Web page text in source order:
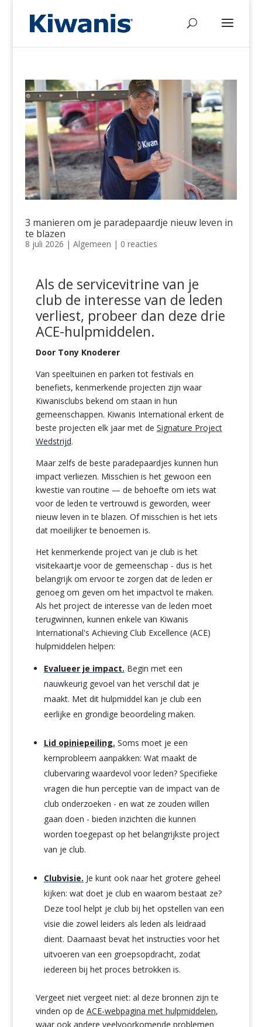
3 manieren om je paradepaardje nieuw leven in
te blazen
8 juli 2026 | Algemeen | 0 reacties
Als de servicevitrine van je
club de interesse van de leden
verliest, probeer dan deze drie
ACE-hulpmiddelen.
Door Tony Knoderer
Van speeltuinen en parken tot festivals en
benefiets, kenmerkende projecten zijn waar
Kiwanisclubs bekend om staan in hun
gemeenschappen. Kiwanis International erkent de
beste projecten elk jaar met de Signature Project
Wedstrijd.
Maar zelfs de beste paradepaardjes kunnen hun
impact verliezen. Misschien is het gewoon een
kwestie van routine — de behoefte om iets wat
voor de leden te vertrouwd is geworden, weer
nieuw leven in te blazen. Of misschien is het iets
dat moeilijker te benoemen is.
Het kenmerkende project van je club is het
visitekaartje voor de gemeenschap - dus is het
belangrijk om ervoor te zorgen dat de leden er
genoeg om geven om het impactvol te maken.
Als het project de interesse van de leden moet
terugwinnen, kunnen enkele van Kiwanis
International's Achieving Club Excellence (ACE)
hulpmiddelen helpen:
Evalueer je impact. Begin met een
nauwkeurig gevoel van het verschil dat je
maakt. Met dit hulpmiddel kan je club een
eerlijke en grondige beoordeling maken.
Lid opiniepeiling. Soms moet je een
kernprobleem aanpakken: Wat maakt de
clubervaring waardevol voor leden? Specifieke
vragen die hun perceptie van de impact van de
club onderzoeken - en wat ze zouden willen
gaan doen - bieden inzichten die kunnen
worden toegepast op het belangrijkste project
van je club.
Clubvisie. Je kunt ook naar het grotere geheel
kijken: wat doet je club en waarom bestaat ze?
Deze tool helpt je club bij het opstellen van een
visie die zowel leiders als leden als leidraad
dient. Daarnaast bevat het instructies voor het
uitvoeren van een groepsopdracht, zodat
iedereen bij het proces betrokken is.
Vergeet nietvergeet niet: al deze bronnen zijn te
vinden op de ACE-webpagina met hulpmiddelen,
waar ook andere veelvoorkomende problemen